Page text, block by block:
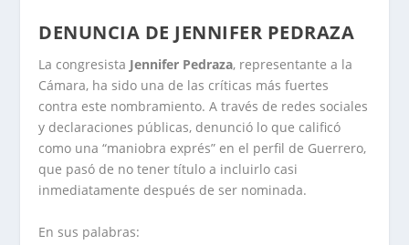
DENUNCIA DE JENNIFER PEDRAZA
La congresista Jennifer Pedraza, representante a la
Cámara, ha sido una de las críticas más fuertes
contra este nombramiento. A través de redes sociales
y declaraciones públicas, denunció lo que calificó
como una “maniobra exprés” en el perfil de Guerrero,
que pasó de no tener título a incluirlo casi
inmediatamente después de ser nominada.
En sus palabras: